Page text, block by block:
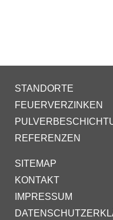
STANDORTE
FEUERVERZINKEN
REFERENZEN
SITEMAP
KONTAKT
IMPRESSUM